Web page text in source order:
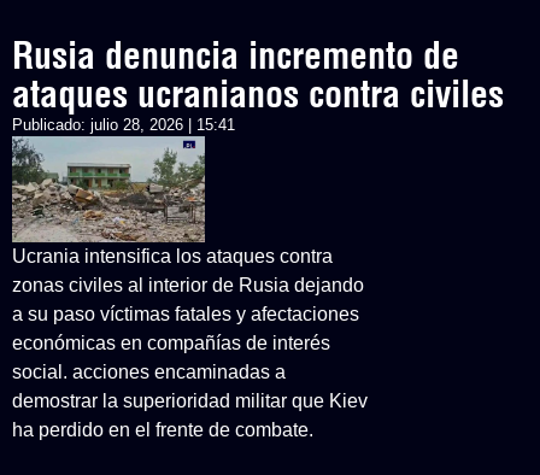
Rusia denuncia incremento de
ataques ucranianos contra civiles
Publicado: julio 28, 2026 | 15:41
Ucrania intensifica los ataques contra
zonas civiles al interior de Rusia dejando
a su paso víctimas fatales y afectaciones
económicas en compañías de interés
social. acciones encaminadas a
demostrar la superioridad militar que Kiev
ha perdido en el frente de combate.